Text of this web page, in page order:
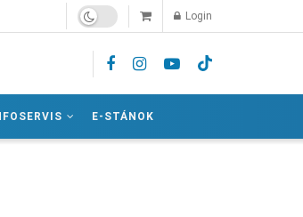
Login
E-STÁNOK